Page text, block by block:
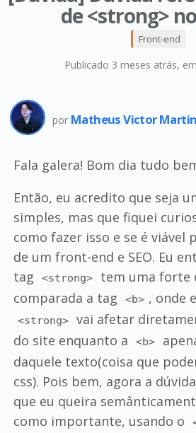
de <strong>
Publicado 3 meses atrás,
Front-end
por Matheus Victor
Fala galera! Bom dia tudo
Então, eu acredito que seja
simples, mas que fiquei
como fazer isso e se é viável
de um front-end e SEO. Eu
tag
<strong>
tem uma forte
comparada a tag
<b> , onde
<strong>
vai afetar
do site enquanto a
<b>
daquele texto(coisa que
css). Pois bem, agora a
que eu queira
como importante, usando o